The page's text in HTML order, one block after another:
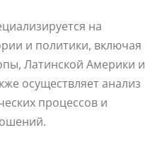
на
и политики, включая
Латинской Америки и
осуществляет анализ
процессов и